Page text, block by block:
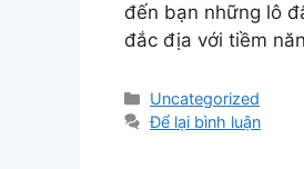
đến bạn những lô
đắc địa với tiềm
Danh
mục
Uncategorized
Để lại bình luận